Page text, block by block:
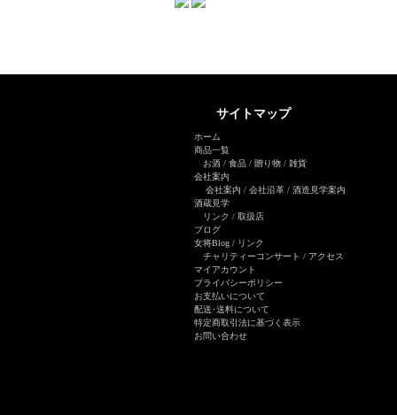
サイトマップ
ホーム
商品一覧
お酒 / 食品 / 贈り物 / 雑貨
会社案内
会社案内 / 会社沿革 / 酒造見学案内
酒蔵見学
リンク / 取扱店
ブログ
女将Blog / リンク
チャリティーコンサート / アクセス
マイアカウント
プライバシーポリシー
お支払いについて
配送･送料について
特定商取引法に基づく表示
お問い合わせ